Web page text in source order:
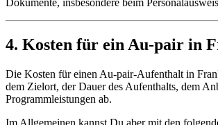
4. Kosten für ein Au-pair in
Die Kosten für einen Au-pair-Aufenthalt in
dem Zielort, der Dauer des Aufenthalts, dem
Programmleistungen ab.
Im Allgemeinen kannst Du aber mit den